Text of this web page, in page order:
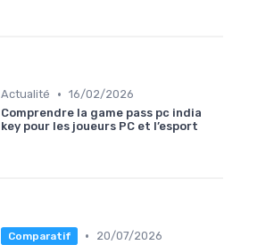
Actualité • 16/02/2026
Comprendre la game pass pc india
key pour les joueurs PC et l’esport
Comparatif •
20/07/2026